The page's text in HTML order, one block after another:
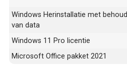
Windows Herinstallatie met behoud
van data
Windows 11 Pro licentie
Microsoft Office pakket 2021